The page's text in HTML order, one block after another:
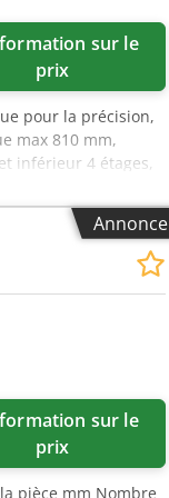
prix
pour la précision,
max 810 mm,
inférieur 4 étages,
11 kW, poids env.
Permet
médical.
Annonce
prix
pièce mm Nombre